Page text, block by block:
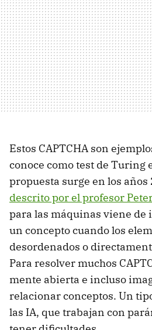
Estos CAPTCHA son
conoce como test de Turing
propuesta surge en los años
descrito por el profesor
para las máquinas viene
un concepto cuando los
desordenados o
Para resolver muchos
mente abierta e incluso
relacionar conceptos. Un
las IA, que trabajan con